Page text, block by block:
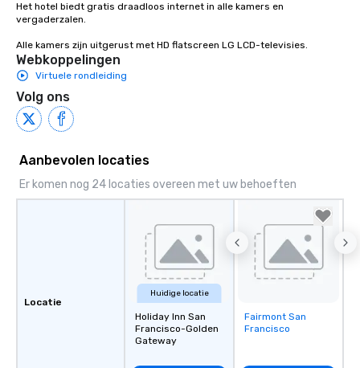
Het hotel biedt gratis draadloos internet in alle kamers en
vergaderzalen.
Alle kamers zijn uitgerust met HD flatscreen LG LCD-televisies.
Webkoppelingen
Virtuele rondleiding
Volg ons
Aanbevolen locaties
Er komen nog 24 locaties overeen met uw behoeften
Locatie
Huidige locatie
Holiday Inn San
Francisco-Golden
Gateway
Removed from
favorites
Fairmont San
Francisco